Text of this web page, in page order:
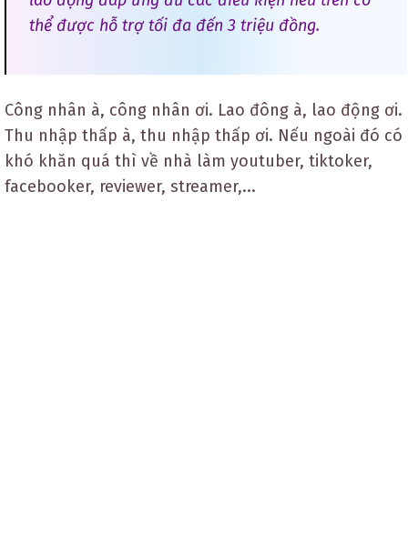
thể được hỗ trợ tối đa đến 3 triệu đồng.
Công nhân à, công nhân ơi. Lao đông à, lao động ơi.
Thu nhập thấp à, thu nhập thấp ơi. Nếu ngoài đó có
khó khăn quá thì về nhà làm youtuber, tiktoker,
facebooker, reviewer, streamer,...